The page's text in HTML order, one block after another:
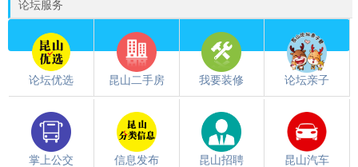
论坛服务
论坛优选 昆山二手房 我要装修 论坛亲子
掌上公交 信息发布 昆山招聘 昆山汽车